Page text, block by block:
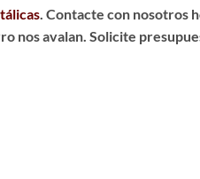
. Contacte con nosotros
nos avalan. Solicite